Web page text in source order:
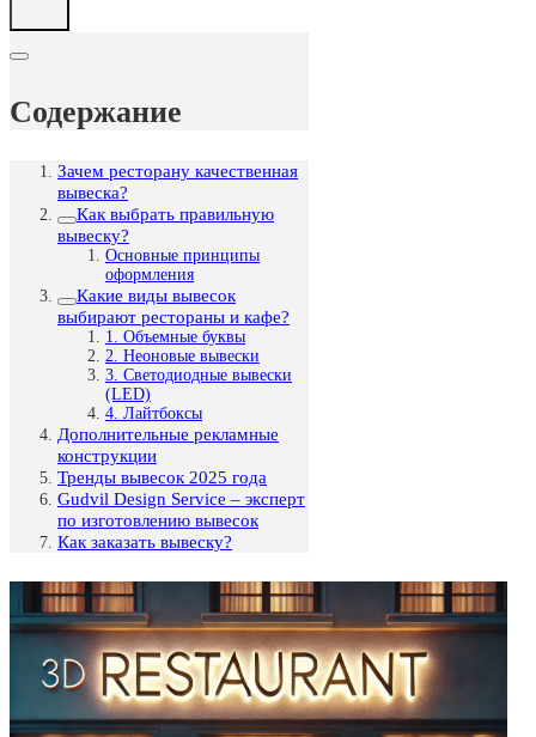
Содержание
Зачем ресторану качественная
вывеска?
Как выбрать правильную
вывеску?
Основные принципы
оформления
Какие виды вывесок
выбирают рестораны и кафе?
1. Объемные буквы
2. Неоновые вывески
3. Светодиодные вывески
(LED)
4. Лайтбоксы
Дополнительные рекламные
конструкции
Тренды вывесок 2025 года
Gudvil Design Service – эксперт
по изготовлению вывесок
Как заказать вывеску?